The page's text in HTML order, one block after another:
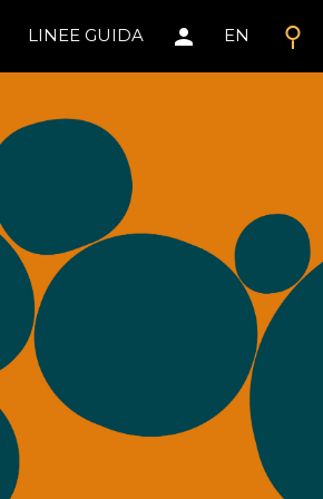
search
LINEE GUIDA person EN